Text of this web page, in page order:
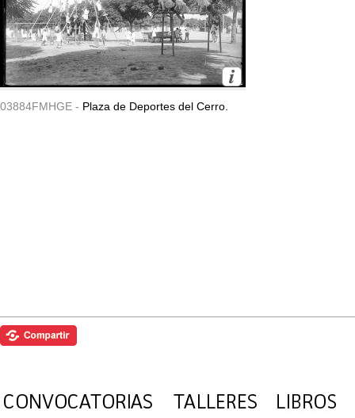
03884FMHGE - Plaza de Deportes del Cerro.